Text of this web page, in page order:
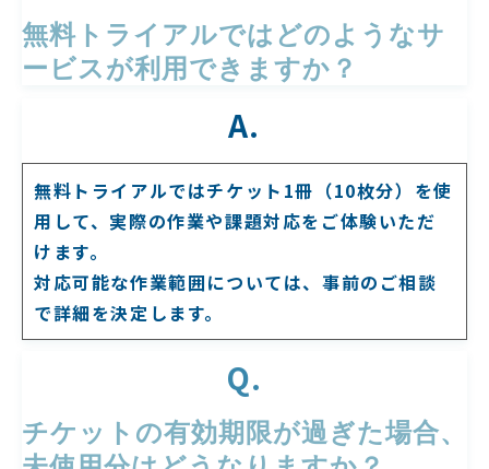
無料トライアルではどのようなサ
ービスが利用できますか？
A.
無料トライアルではチケット1冊（10枚分）を使
用して、実際の作業や課題対応をご体験いただ
けます。
対応可能な作業範囲については、事前のご相談
で詳細を決定します。
Q.
チケットの有効期限が過ぎた場合、